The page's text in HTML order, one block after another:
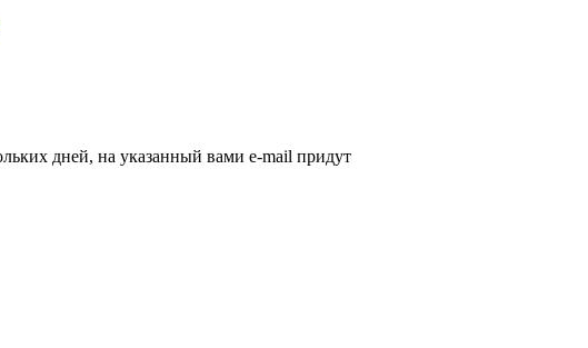
дней, на указанный вами e-mail придут